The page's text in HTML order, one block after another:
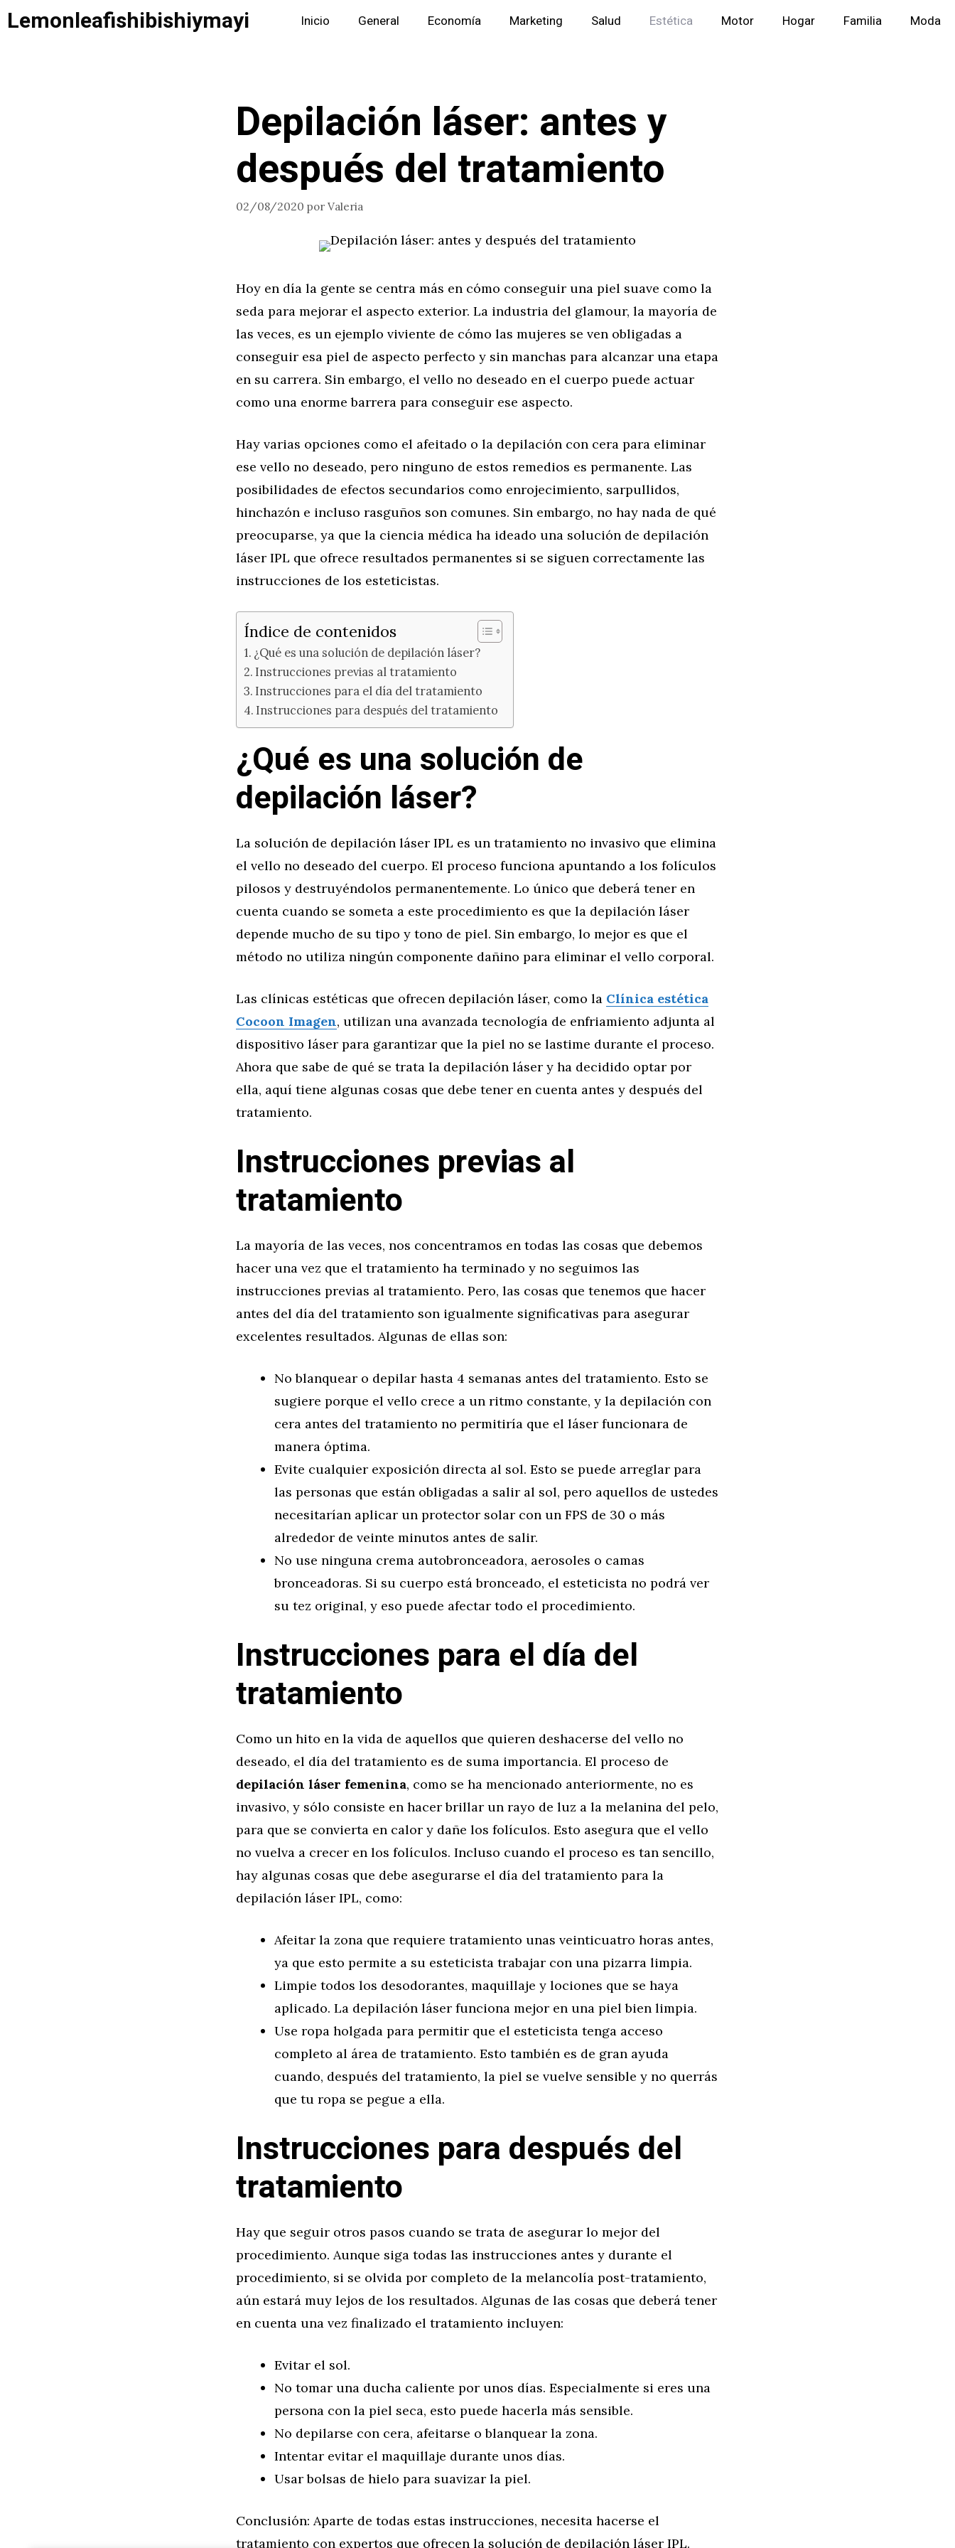
Saltar
alLemonleafishibishiymayi Inicio General Economía Marketing Salud Estética Motor Hogar Familia Moda
Depilación láser: antes y
después del tratamiento
02/08/2020 por Valeria
Hoy en día la gente se centra más en cómo conseguir una piel suave como la
seda para mejorar el aspecto exterior. La industria del glamour, la mayoría de
las veces, es un ejemplo viviente de cómo las mujeres se ven obligadas a
conseguir esa piel de aspecto perfecto y sin manchas para alcanzar una etapa
en su carrera. Sin embargo, el vello no deseado en el cuerpo puede actuar
como una enorme barrera para conseguir ese aspecto.
Hay varias opciones como el afeitado o la depilación con cera para eliminar
ese vello no deseado, pero ninguno de estos remedios es permanente. Las
posibilidades de efectos secundarios como enrojecimiento, sarpullidos,
hinchazón e incluso rasguños son comunes. Sin embargo, no hay nada de qué
preocuparse, ya que la ciencia médica ha ideado una solución de depilación
láser IPL que ofrece resultados permanentes si se siguen correctamente las
instrucciones de los esteticistas.
Índice de contenidos
¿Qué es una solución de depilación láser?
Instrucciones previas al tratamiento
Instrucciones para el día del tratamiento
Instrucciones para después del tratamiento
¿Qué es una solución de
depilación láser?
La solución de depilación láser IPL es un tratamiento no invasivo que elimina
el vello no deseado del cuerpo. El proceso funciona apuntando a los folículos
pilosos y destruyéndolos permanentemente. Lo único que deberá tener en
cuenta cuando se someta a este procedimiento es que la depilación láser
depende mucho de su tipo y tono de piel. Sin embargo, lo mejor es que el
método no utiliza ningún componente dañino para eliminar el vello corporal.
Las clínicas estéticas que ofrecen depilación láser, como la Clínica estética
Cocoon Imagen, utilizan una avanzada tecnología de enfriamiento adjunta al
dispositivo láser para garantizar que la piel no se lastime durante el proceso.
Ahora que sabe de qué se trata la depilación láser y ha decidido optar por
ella, aquí tiene algunas cosas que debe tener en cuenta antes y después del
tratamiento.
Instrucciones previas al
tratamiento
La mayoría de las veces, nos concentramos en todas las cosas que debemos
hacer una vez que el tratamiento ha terminado y no seguimos las
instrucciones previas al tratamiento. Pero, las cosas que tenemos que hacer
antes del día del tratamiento son igualmente significativas para asegurar
excelentes resultados. Algunas de ellas son:
No blanquear o depilar hasta 4 semanas antes del tratamiento. Esto se
sugiere porque el vello crece a un ritmo constante, y la depilación con
cera antes del tratamiento no permitiría que el láser funcionara de
manera óptima.
Evite cualquier exposición directa al sol. Esto se puede arreglar para
las personas que están obligadas a salir al sol, pero aquellos de ustedes
necesitarían aplicar un protector solar con un FPS de 30 o más
alrededor de veinte minutos antes de salir.
No use ninguna crema autobronceadora, aerosoles o camas
bronceadoras. Si su cuerpo está bronceado, el esteticista no podrá ver
su tez original, y eso puede afectar todo el procedimiento.
Instrucciones para el día del
tratamiento
Como un hito en la vida de aquellos que quieren deshacerse del vello no
deseado, el día del tratamiento es de suma importancia. El proceso de
depilación láser femenina, como se ha mencionado anteriormente, no es
invasivo, y sólo consiste en hacer brillar un rayo de luz a la melanina del pelo,
para que se convierta en calor y dañe los folículos. Esto asegura que el vello
no vuelva a crecer en los folículos. Incluso cuando el proceso es tan sencillo,
hay algunas cosas que debe asegurarse el día del tratamiento para la
depilación láser IPL, como:
Afeitar la zona que requiere tratamiento unas veinticuatro horas antes,
ya que esto permite a su esteticista trabajar con una pizarra limpia.
Limpie todos los desodorantes, maquillaje y lociones que se haya
aplicado. La depilación láser funciona mejor en una piel bien limpia.
Use ropa holgada para permitir que el esteticista tenga acceso
completo al área de tratamiento. Esto también es de gran ayuda
cuando, después del tratamiento, la piel se vuelve sensible y no querrás
que tu ropa se pegue a ella.
Instrucciones para después del
tratamiento
Hay que seguir otros pasos cuando se trata de asegurar lo mejor del
procedimiento. Aunque siga todas las instrucciones antes y durante el
procedimiento, si se olvida por completo de la melancolía post-tratamiento,
aún estará muy lejos de los resultados. Algunas de las cosas que deberá tener
en cuenta una vez finalizado el tratamiento incluyen:
Evitar el sol.
No tomar una ducha caliente por unos días. Especialmente si eres una
persona con la piel seca, esto puede hacerla más sensible.
No depilarse con cera, afeitarse o blanquear la zona.
Intentar evitar el maquillaje durante unos días.
Usar bolsas de hielo para suavizar la piel.
Conclusión: Aparte de todas estas instrucciones, necesita hacerse el
tratamiento con expertos que ofrecen la solución de depilación láser IPL.